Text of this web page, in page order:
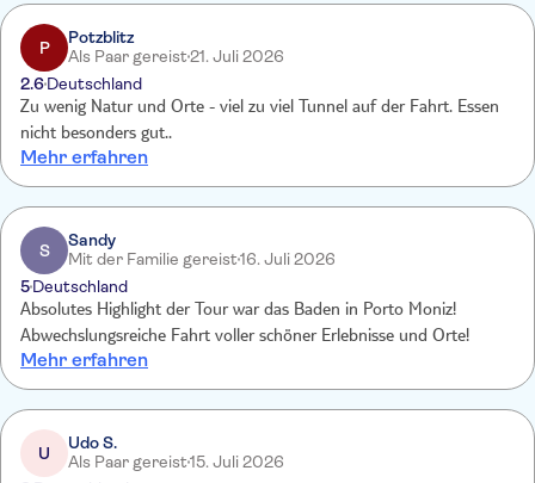
kommerziell ist. Deutlich teurer als über get your gide Anbieter.
Preis Leistung Verhältnis also sehr schlecht. Der Guide war sehr
nervig und nicht so schön erzählt.
P
Potzblitz
Als Paar gereist21. Juli 2026
2.6Deutschland
Zu wenig Natur und Orte - viel zu viel Tunnel auf der Fahrt. Essen
nicht besonders gut..
Mehr erfahren
S
Sandy
Mit der Familie gereist16. Juli 2026
5Deutschland
Absolutes Highlight der Tour war das Baden in Porto Moniz!
Abwechslungsreiche Fahrt voller schöner Erlebnisse und Orte!
Mehr erfahren
U
Udo S.
Als Paar gereist15. Juli 2026